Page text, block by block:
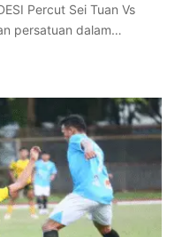
Percut Sei Tuan Vs
persatuan dalam…